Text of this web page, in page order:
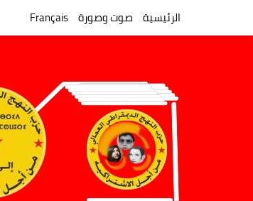
الرئيسية صوت وصورة Français